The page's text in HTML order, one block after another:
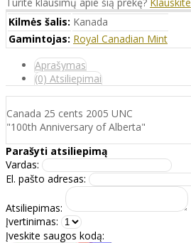
Kilmės šalis: Kanada
Gamintojas: Royal Canadian Mint
Aprašymas
(0) Atsiliepimai
Canada 25 cents 2005 UNC
"100th Anniversary of Alberta"
Parašyti atsiliepimą
Vardas:
El. pašto adresas:
Atsiliepimas:
Įvertinimas:
Įveskite saugos kodą: